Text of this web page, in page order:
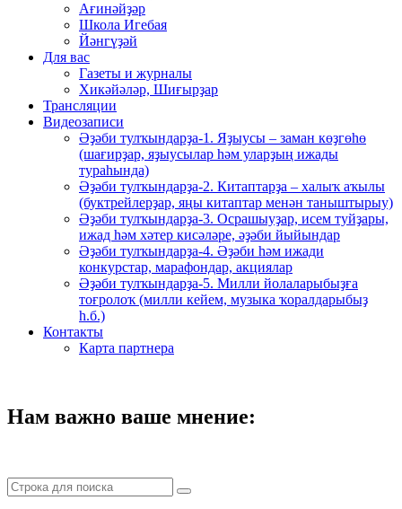
Ағинәйҙәр
Школа Игебая
Йәнгүҙәй
Для вас
Газеты и журналы
Хикәйәләр, Шиғырҙар
Трансляции
Видеозаписи
Әҙәби тулҡындарҙа-1. Яҙыусы – заман көҙгөһө
(шағирҙар, яҙыусылар һәм уларҙың ижады
тураһында)
Әҙәби тулҡындарҙа-2. Китаптарҙа – халыҡ аҡылы
(буктрейлерҙар, яңы китаптар менән таныштырыу)
Әҙәби тулҡындарҙа-3. Осрашыуҙар, исем туйҙары,
ижад һәм хәтер кисәләре, әҙәби йыйындар
Әҙәби тулҡындарҙа-4. Әҙәби һәм ижади
конкурстар, марафондар, акциялар
Әҙәби тулҡындарҙа-5. Милли йолаларыбыҙға
тоғролоҡ (милли кейем, музыка ҡоралдарыбыҙ
һ.б.)
Контакты
Карта партнера
Нам важно ваше мнение: